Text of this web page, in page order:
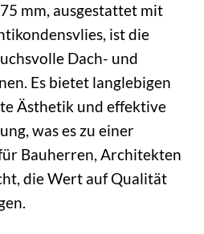
mm, ausgestattet mit
ist die
Dach- und
Es bietet langlebigen
Ästhetik und effektive
was es zu einer
Bauherren, Architekten
die Wert auf Qualität